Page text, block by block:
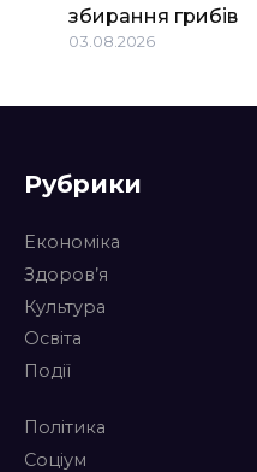
збирання грибів
03.08.2026
Рубрики
Економіка
Здоров’я
Культура
Освіта
Події
Політика
Соціум